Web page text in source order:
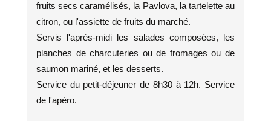
fruits secs caramélisés, la Pavlova, la tartelette au
citron, ou l'assiette de fruits du marché.
Servis l'après-midi les salades composées, les
planches de charcuteries ou de fromages ou de
saumon mariné, et les desserts.
Service du petit-déjeuner de 8h30 à 12h. Service
de l'apéro.